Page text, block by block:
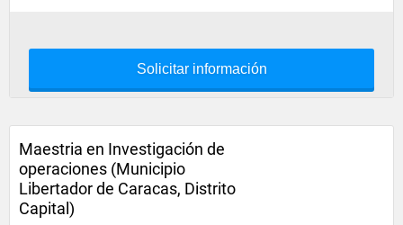
Solicitar información
Maestria en Investigación de
operaciones (Municipio
Libertador de Caracas, Distrito
Capital)